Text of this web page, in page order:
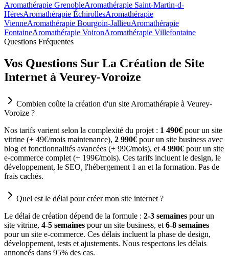
Aromathérapie GrenobleAromathérapie Saint-Martin-d-
HèresAromathérapie ÉchirollesAromathérapie
VienneAromathérapie Bourgoin-JallieuAromathérapie
FontaineAromathérapie VoironAromathérapie Villefontaine
Questions Fréquentes
Vos Questions Sur La Création de Site
Internet à Veurey-Voroize
Combien coûte la création d'un site Aromathérapie à Veurey-
Voroize ?
Nos tarifs varient selon la complexité du projet : 1 490€ pour un site
vitrine (+ 49€/mois maintenance), 2 990€ pour un site business avec
blog et fonctionnalités avancées (+ 99€/mois), et 4 990€ pour un site
e-commerce complet (+ 199€/mois). Ces tarifs incluent le design, le
développement, le SEO, l'hébergement 1 an et la formation. Pas de
frais cachés.
Quel est le délai pour créer mon site internet ?
Le délai de création dépend de la formule : 2-3 semaines pour un
site vitrine, 4-5 semaines pour un site business, et 6-8 semaines
pour un site e-commerce. Ces délais incluent la phase de design,
développement, tests et ajustements. Nous respectons les délais
annoncés dans 95% des cas.